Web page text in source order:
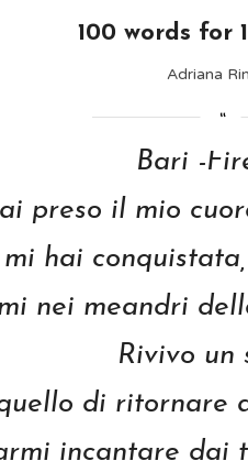
100 words for
Adriana
Bari -
preso il mio
mi hai
nei meandri
Rivivo un
di ritornare
incantare dai